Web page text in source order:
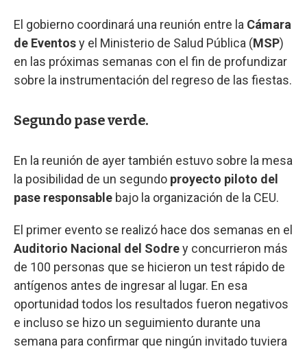
El gobierno coordinará una reunión entre la Cámara
de Eventosy el Ministerio de Salud Pública (MSP)
en las próximas semanas con el fin de profundizar
sobre la instrumentación del regreso de las fiestas.
Segundo pase verde.
En la reunión de ayer también estuvo sobre la mesa
la posibilidad de un segundo proyecto piloto del
pase responsable bajo la organización de la CEU.
El primer evento se realizó hace dos semanas en el
Auditorio Nacional del Sodrey concurrieron más
de 100 personas que se hicieron un test rápido de
antígenos antes de ingresar al lugar. En esa
oportunidad todos los resultados fueron negativos
e incluso se hizo un seguimiento durante una
semana para confirmar que ningún invitado tuviera